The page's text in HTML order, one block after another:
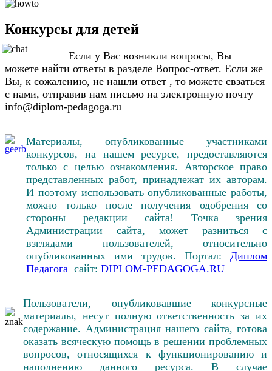
Принять участие
Конкурсы для детей
Если у Вас возникли вопросы, Вы
можете найти ответы в разделе Вопрос-ответ. Если же
Вы, к сожалению, не нашли ответ , то можете свзаться
с нами, отправив нам письмо на электронную почту
info@diplom-pedagoga.ru
Материалы, опубликованные участниками
конкурсов, на нашем ресурсе, предоставляются
только с целью ознакомления. Авторское право
представленных работ, принадлежат их авторам.
И поэтому использовать опубликованные работы,
можно только после получения одобрения со
стороны редакции сайта! Точка зрения
Администрации сайта, может разниться с
взглядами пользователей, относительно
опубликованных ими трудов. Портал: Диплом
Педагога сайт: DIPLOM-PEDAGOGA.RU
Пользователи, опубликовавшие конкурсные
материалы, несут полную ответственность за их
содержание. Администрация нашего сайта, готова
оказать всяческую помощь в решении проблемных
вопросов, относящихся к функционированию и
наполнению данного ресурса. В случае